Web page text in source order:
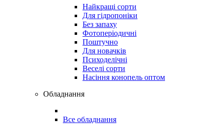
Найкращі сорти
Для гідропоніки
Без запаху
Фотоперіодичні
Поштучно
Для новачків
Психоделічні
Веселі сорти
Насіння конопель оптом
Обладнання
Все обладнання